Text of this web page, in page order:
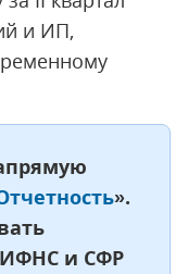
и ИП,
».
ИФНС и СФР